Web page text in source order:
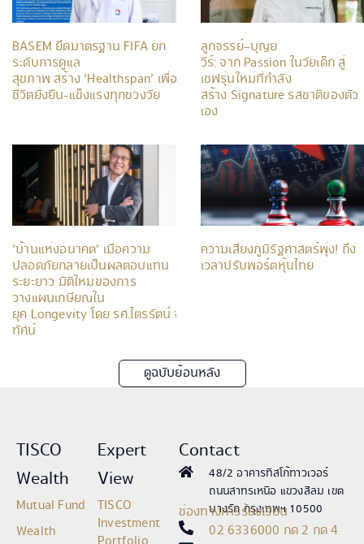
BASEM ยึดมาตรฐาน FIFA ยก
ระดับการดูแล
สุขภาพ สร้าง ‘Healthspan’ เพื่อ
ชีวิตยั่งยืน-แข็งแรงทุกช่วงวัย
ลูกจรรย์–บุญย
วีร์: จาก Passion ในวัยเด็ก สู่
เชฟรุ่นใหม่ที่กำลัง
สร้าง Signature รสชาติของตัว
เอง
‘บ้านแห่งอนาคต’ เมื่อความ
ปลอดภัยกลายเป็นผลตอบแทน
ระยะยาว มิติใหม่ของการ
วางแผนเกษียณใน
ยุค Longevity โดย รศ.ไตรรัตน์ จารุ
ทัศน์
ความเสี่ยงภูมิรัฐศาสตร์พุ่ง! ถึง
เวลาปรับพอร์ตหุ้นไทย
ดูฉบับย้อนหลัง
TISCO
Wealth
Mutual Fund
Wealth
Expert
View
TISCO
Investment
Contact
48/2 อาคารทิสโก้ทาวเวอร์
ถนนสาทรเหนือ แขวงสีลม เขต
บางรัก กรุงเทพฯ 10500
ช่องทางการร้องเรียน
02 6336000 กด 2 กด 4